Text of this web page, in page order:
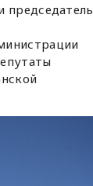
председатель